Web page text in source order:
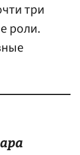
три
роли.